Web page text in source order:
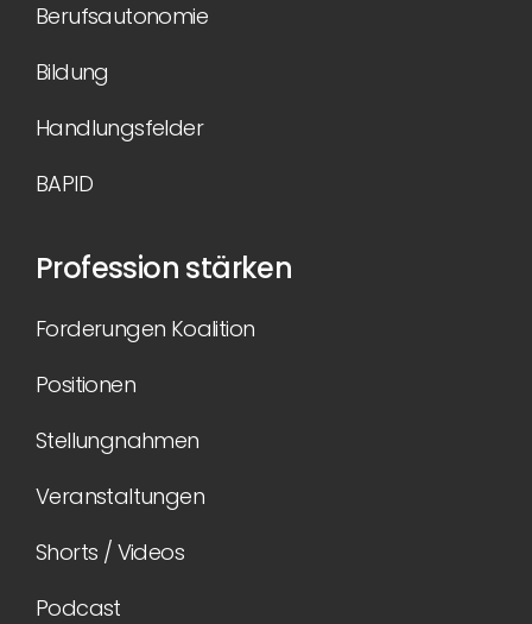
Berufsautonomie
Bildung
Handlungsfelder
BAPID
Profession stärken
Forderungen Koalition
Positionen
Stellungnahmen
Veranstaltungen
Shorts / Videos
Podcast